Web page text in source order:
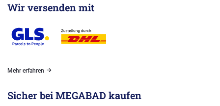
Wir versenden mit
Mehr erfahren
Sicher bei MEGABAD kaufen